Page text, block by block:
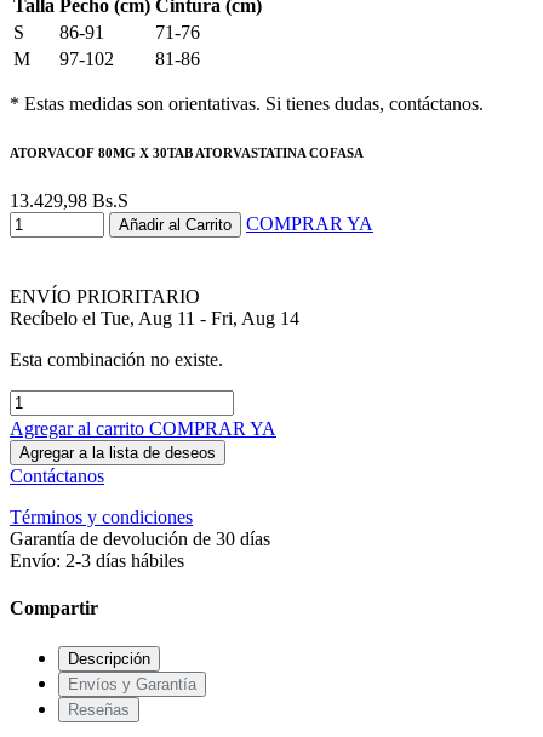
Talla Pecho (cm) Cintura (cm)
S
86-91
71-76
M
97-102 81-86
* Estas medidas son orientativas. Si tienes dudas, contáctanos.
ATORVACOF 80MG X 30TAB ATORVASTATINA COFASA
13.429,98 Bs.S
Añadir al Carrito COMPRAR YA
ENVÍO PRIORITARIO
Recíbelo el Tue, Aug 11 - Fri, Aug 14
Esta combinación no existe.
Agregar al carrito COMPRAR YA
Agregar a la lista de deseos
Contáctanos
Términos y condiciones
Garantía de devolución de 30 días
Envío: 2-3 días hábiles
Compartir
Descripción
Envíos y Garantía
Reseñas